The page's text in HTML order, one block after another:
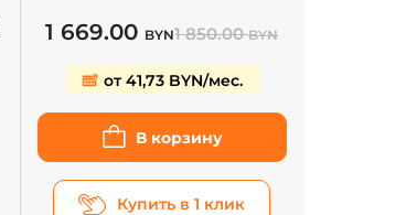
1 669.00 BYN1 850.00BYN
от 41,73 BYN/мес.
В корзину
Купить в 1 клик